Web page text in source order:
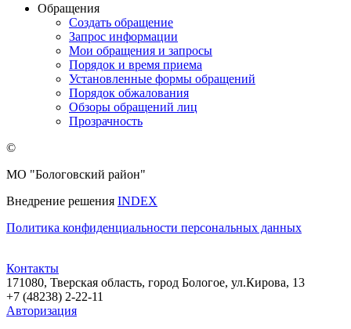
Обращения
Создать обращение
Запрос информации
Мои обращения и запросы
Порядок и время приема
Установленные формы обращений
Порядок обжалования
Обзоры обращений лиц
Прозрачность
©
МО "Бологовский район"
Внедрение решения INDEX
Политика конфиденциальности персональных данных
Контакты
171080, Тверская область, город Бологое, ул.Кирова, 13
+7 (48238) 2-22-11
Авторизация